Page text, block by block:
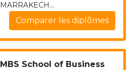
MARRAKECH...
Comparer les diplômes
MBS School of Business